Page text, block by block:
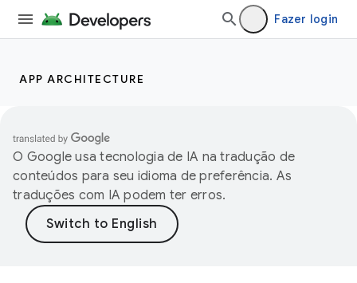
Fazer login
APP ARCHITECTURE
O Google usa tecnologia de IA na tradução de
conteúdos para seu idioma de preferência. As
traduções com IA podem ter erros.